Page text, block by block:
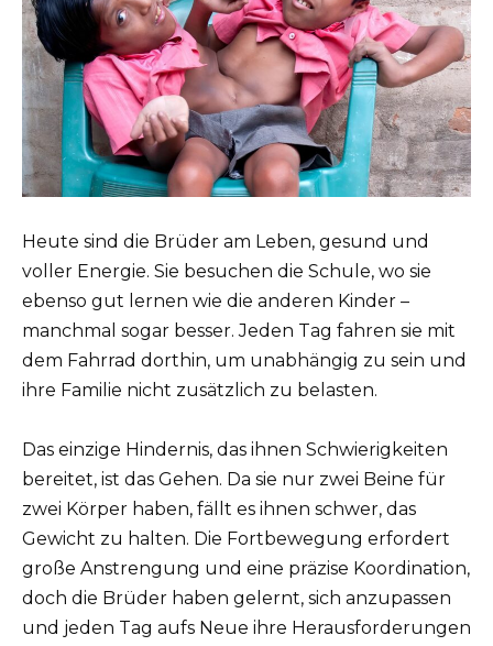
Heute sind die Brüder am Leben, gesund und
voller Energie. Sie besuchen die Schule, wo sie
ebenso gut lernen wie die anderen Kinder –
manchmal sogar besser. Jeden Tag fahren sie mit
dem Fahrrad dorthin, um unabhängig zu sein und
ihre Familie nicht zusätzlich zu belasten.
Das einzige Hindernis, das ihnen Schwierigkeiten
bereitet, ist das Gehen. Da sie nur zwei Beine für
zwei Körper haben, fällt es ihnen schwer, das
Gewicht zu halten. Die Fortbewegung erfordert
große Anstrengung und eine präzise Koordination,
doch die Brüder haben gelernt, sich anzupassen
und jeden Tag aufs Neue ihre Herausforderungen